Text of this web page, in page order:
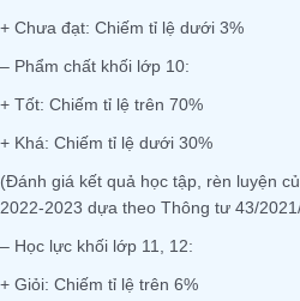
+ Chưa đạt: Chiếm tỉ lệ dưới 3%
– Phẩm chất khối lớp 10:
+ Tốt: Chiếm tỉ lệ trên 70%
+ Khá: Chiếm tỉ lệ dưới 30%
(Đánh giá kết quả học tập, rèn luyện
2022-2023 dựa theo Thông tư 43/
– Học lực khối lớp 11, 12:
+ Giỏi: Chiếm tỉ lệ trên 6%